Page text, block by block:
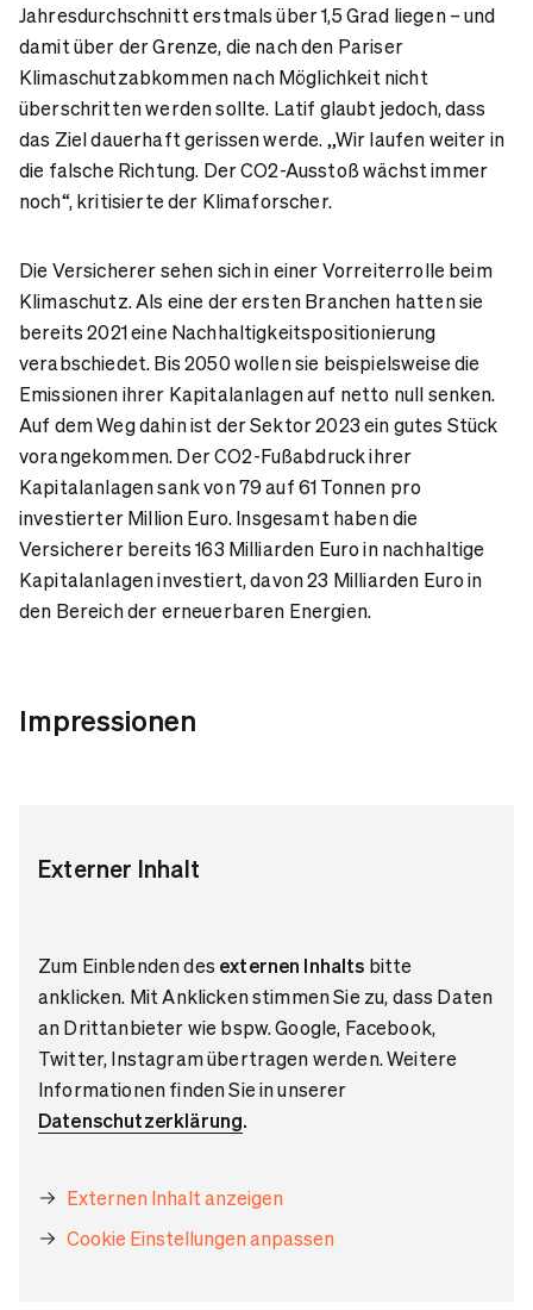
Jahresdurchschnitt erstmals über 1,5 Grad liegen – und
damit über der Grenze, die nach den Pariser
Klimaschutzabkommen nach Möglichkeit nicht
überschritten werden sollte. Latif glaubt jedoch, dass
das Ziel dauerhaft gerissen werde. „Wir laufen weiter in
die falsche Richtung. Der CO2-Ausstoß wächst immer
noch“, kritisierte der Klimaforscher.
Die Versicherer sehen sich in einer Vorreiterrolle beim
Klimaschutz. Als eine der ersten Branchen hatten sie
bereits 2021 eine Nachhaltigkeitspositionierung
verabschiedet. Bis 2050 wollen sie beispielsweise die
Emissionen ihrer Kapitalanlagen auf netto null senken.
Auf dem Weg dahin ist der Sektor 2023 ein gutes Stück
vorangekommen. Der CO2-Fußabdruck ihrer
Kapitalanlagen sank von 79 auf 61 Tonnen pro
investierter Million Euro. Insgesamt haben die
Versicherer bereits 163 Milliarden Euro in nachhaltige
Kapitalanlagen investiert, davon 23 Milliarden Euro in
den Bereich der erneuerbaren Energien.
Impressionen
Externer Inhalt
Zum Einblenden des externen Inhalts bitte
anklicken. Mit Anklicken stimmen Sie zu, dass Daten
an Drittanbieter wie bspw. Google, Facebook,
Twitter, Instagram übertragen werden. Weitere
Informationen finden Sie in unserer
Datenschutzerklärung.
Externen Inhalt anzeigen
Cookie Einstellungen anpassen